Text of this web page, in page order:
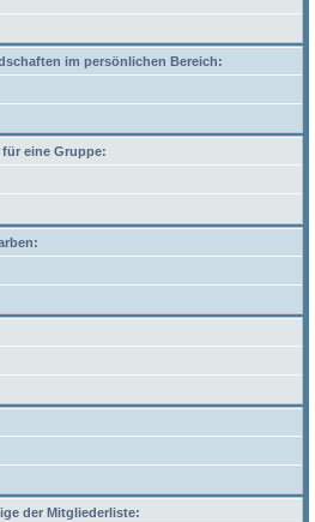
im persönlichen Bereich:
für eine Gruppe:
der Mitgliederliste: